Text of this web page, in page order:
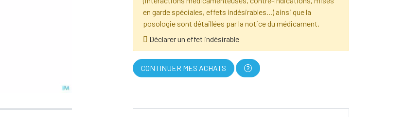
en garde spéciales, effets indésirables...) ainsi que la
posologie sont détaillées par la notice du médicament.
Déclarer un effet indésirable
CONTINUER MES ACHATS